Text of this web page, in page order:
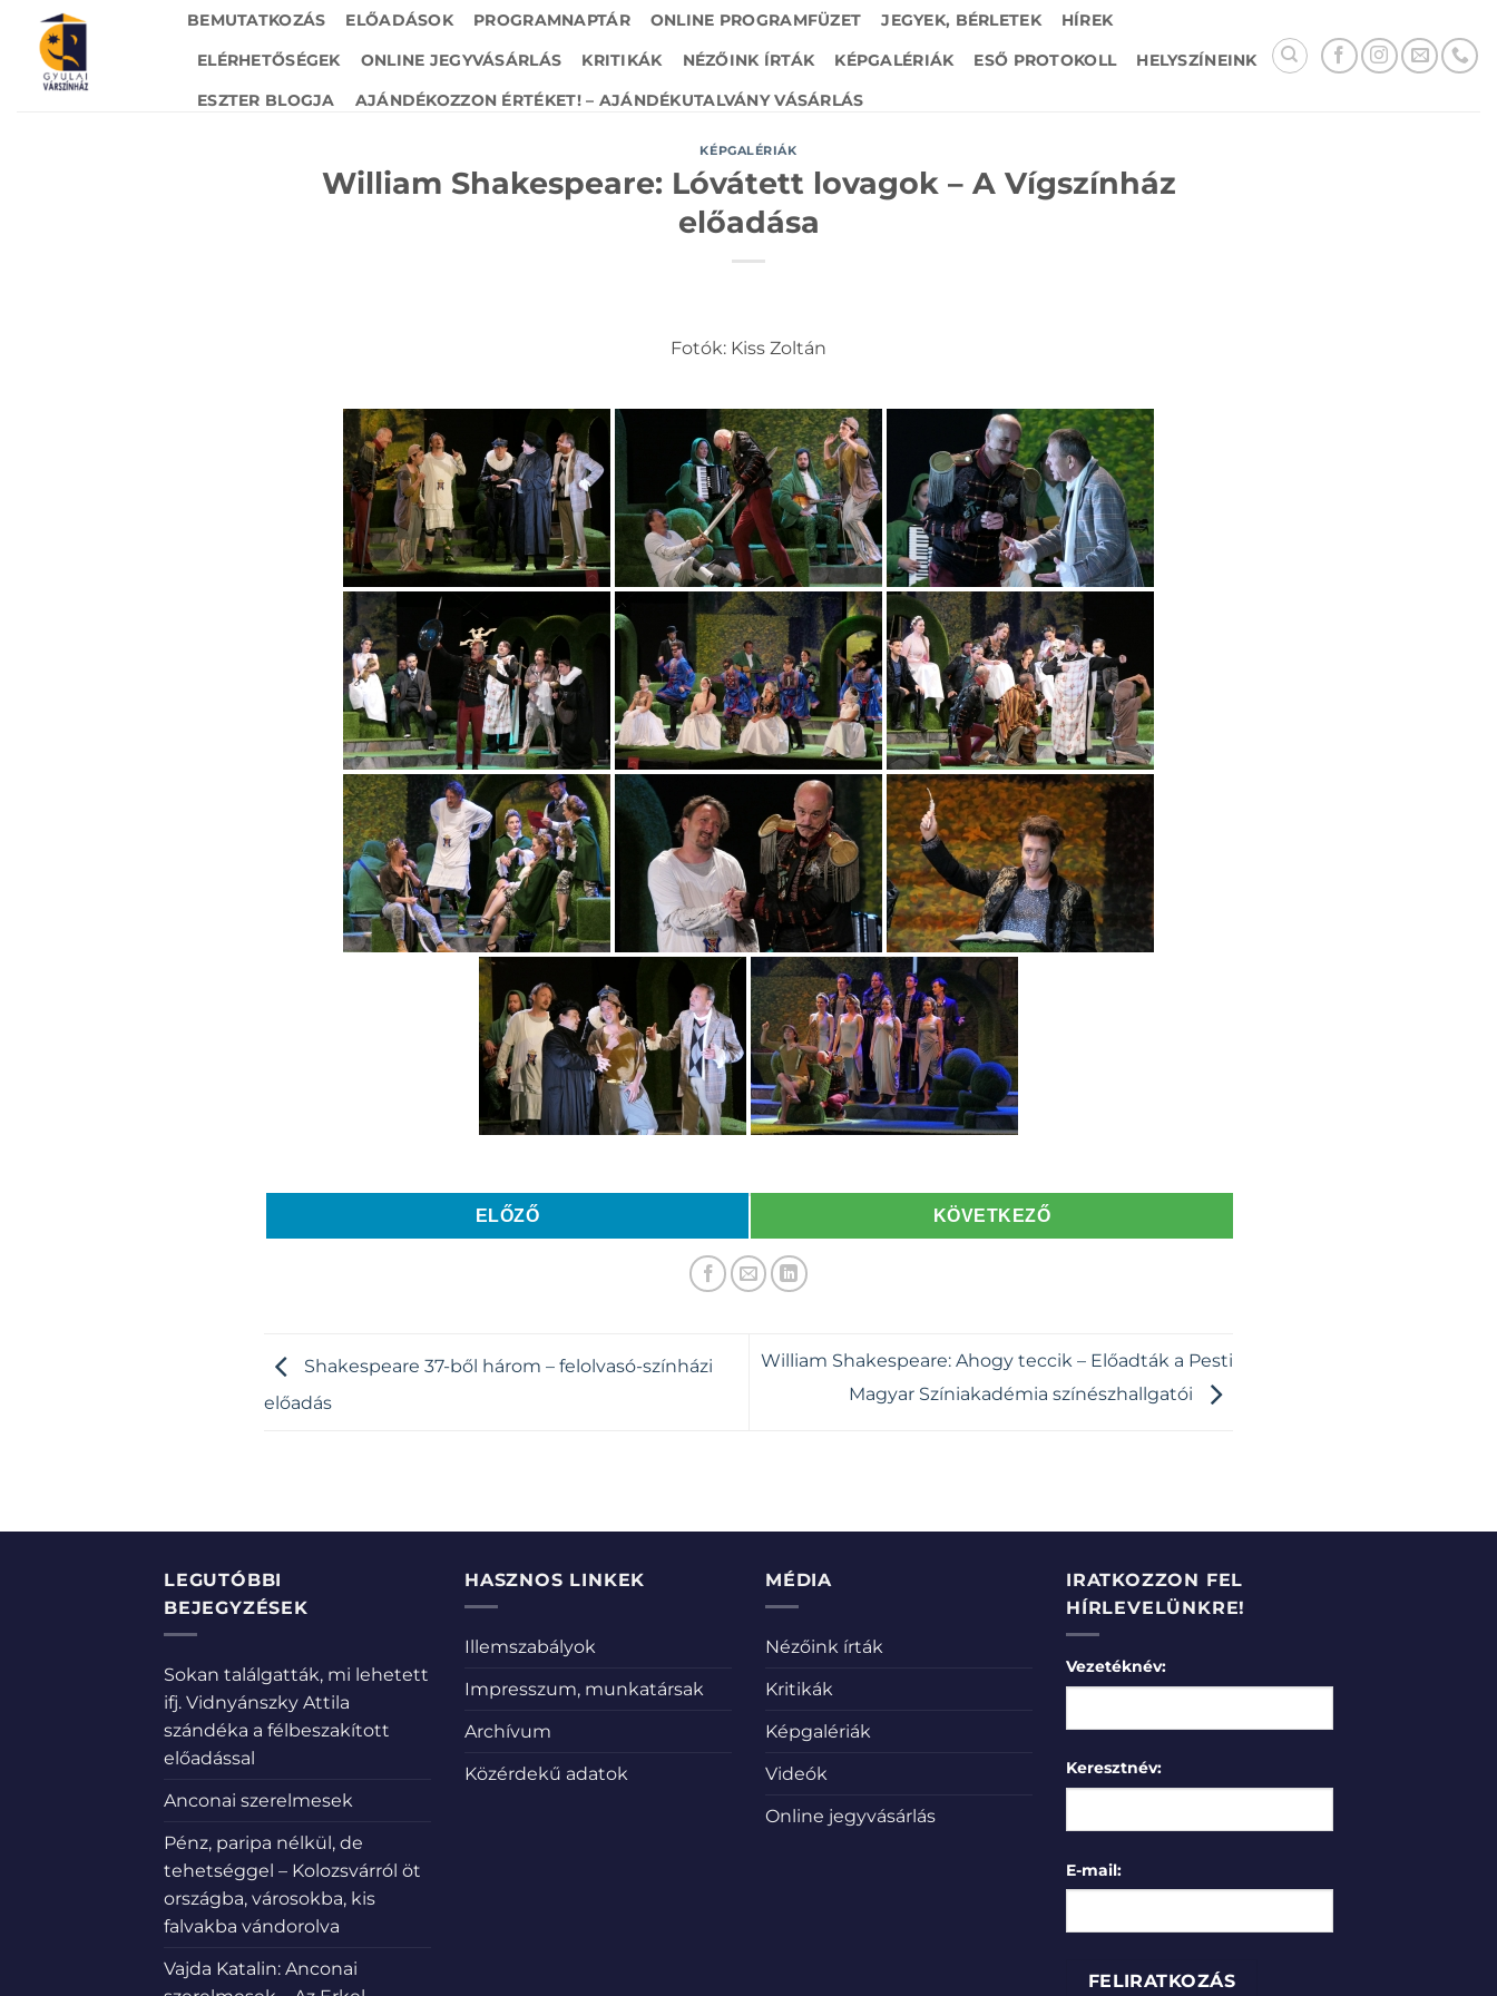
content
BEMUTATKOZÁS ELŐADÁSOK PROGRAMNAPTÁR ONLINE PROGRAMFÜZET JEGYEK, BÉRLETEK
HÍREK
ELÉRHETŐSÉGEK
ONLINE JEGYVÁSÁRLÁS KRITIKÁK NÉZŐINK ÍRTÁK KÉPGALÉRIÁK ESŐ PROTOKOLL
HELYSZÍNEINK
ESZTER BLOGJA
AJÁNDÉKOZZON ÉRTÉKET! – AJÁNDÉKUTALVÁNY VÁSÁRLÁS
KÉPGALÉRIÁK
William Shakespeare: Lóvátett lovagok – A Vígszínház
előadása
Fotók: Kiss Zoltán
ELŐZŐ KÖVETKEZŐ
Shakespeare 37-ből három – felolvasó-színházi
előadás
William Shakespeare: Ahogy teccik – Előadták a Pesti
Magyar Színiakadémia színészhallgatói
LEGUTÓBBI
BEJEGYZÉSEK
Sokan találgatták, mi lehetett
ifj. Vidnyánszky Attila
szándéka a félbeszakított
előadással
Anconai szerelmesek
Pénz, paripa nélkül, de
tehetséggel – Kolozsvárról öt
országba, városokba, kis
falvakba vándorolva
Vajda Katalin: Anconai
HASZNOS LINKEK
Illemszabályok
Impresszum, munkatársak
Archívum
Közérdekű adatok
MÉDIA
Nézőink írták
Kritikák
Képgalériák
Videók
Online jegyvásárlás
IRATKOZZON FEL
HÍRLEVELÜNKRE!
Vezetéknév:
Keresztnév:
E-mail: